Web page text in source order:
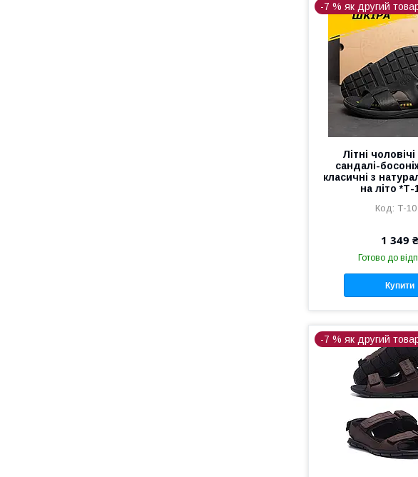
-7 % як другий
Літні
сандалі-
класичні з
на літо *Т-
Т-10
1 349 ₴
Готово до
Купити
-7 % як другий